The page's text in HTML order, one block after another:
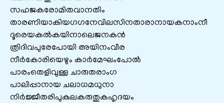
സഹജകരോമിതവാനതിം
താരണിയാകിയഗഗനേവിലസിനതാരാനായകനാംനീ
ദൂരെയകല്‍കയിനാലെജനകന്‍
ത്രിദിവപുരേപോയി അയിനംവീര
നീര്‍കോരിയെഴും കാര്‍മേഘംപോല്‍
പാരംതെളിവുള്ള ചാരുതരാംഗ
പാലിപ്പാനായ ചലാധമധുനാ
നിര്‍ജ്ജീതരിപുകുലകരുതുകഹൃദയം